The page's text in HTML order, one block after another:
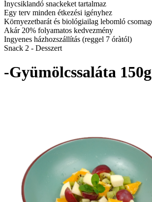
Ínycsiklandó snackeket tartalmaz
Egy terv minden étkezési igényhez
Környezetbarát és biológiailag lebomló
Akár 20% folyamatos kedvezmény
Ingyenes házhozszállítás (reggel 7 óràtól)
Snack 2 - Desszert
-Gyümölcssaláta 150g